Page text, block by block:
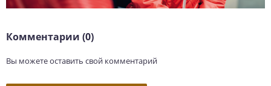
Комментарии (0)
Вы можете оставить свой комментарий